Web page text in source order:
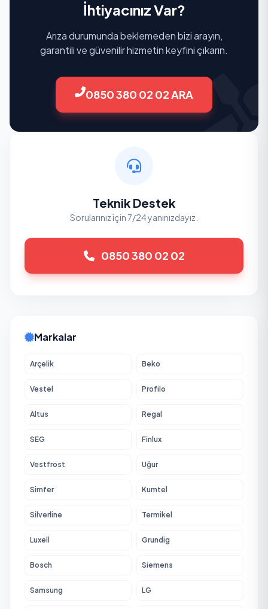
İhtiyacınız Var?
Arıza durumunda beklemeden bizi arayın,
garantili ve güvenilir hizmetin keyfini çıkarın.
0850 380 02 02 ARA
Teknik Destek
Sorularınız için 7/24 yanınızdayız.
0850 380 02 02
Markalar
Arçelik Beko
Vestel Profilo
Altus Regal
SEG Finlux
Vestfrost Uğur
Simfer Kumtel
Silverline Termikel
Luxell Grundig
Bosch Siemens
Samsung LG